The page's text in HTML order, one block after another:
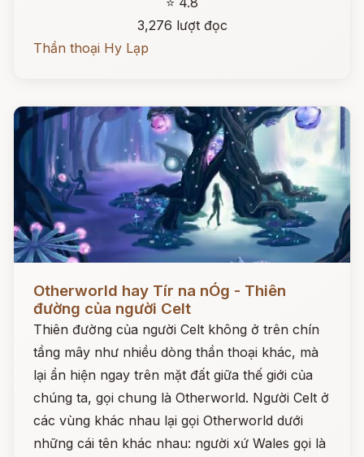
3,276 lượt đọc
Thần thoại Hy Lạp
Otherworld hay Tír na nÓg - Thiên
đường của người Celt
Thiên đường của người Celt không ở trên chín
tầng mây như nhiều dòng thần thoại khác, mà
lại ẩn hiện ngay trên mặt đất giữa thế giới của
chúng ta, gọi chung là Otherworld. Người Celt ở
các vùng khác nhau lại gọi Otherworld dưới
những cái tên khác nhau: người xứ Wales gọi là